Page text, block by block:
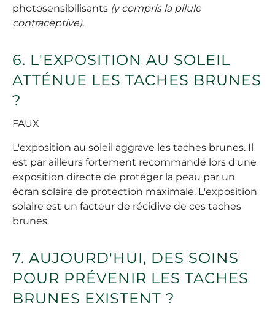
photosensibilisants (y compris la pilule
contraceptive).
6. L'EXPOSITION AU SOLEIL
ATTÉNUE LES TACHES BRUNES
?
FAUX
L'exposition au soleil aggrave les taches brunes. Il
est par ailleurs fortement recommandé lors d'une
exposition directe de protéger la peau par un
écran solaire de protection maximale. L'exposition
solaire est un facteur de récidive de ces taches
brunes.
7. AUJOURD'HUI, DES SOINS
POUR PRÉVENIR LES TACHES
BRUNES EXISTENT ?